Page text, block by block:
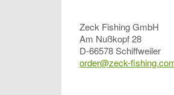
Zeck Fishing GmbH
Am Nußkopf 28
D-66578 Schiffweiler
order@zeck-